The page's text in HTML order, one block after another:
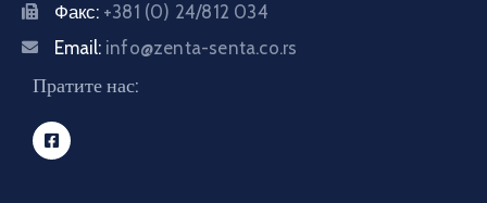
Факс: +381 (0) 24/812 034
Email: info@zenta-senta.co.rs
Пратите нас: